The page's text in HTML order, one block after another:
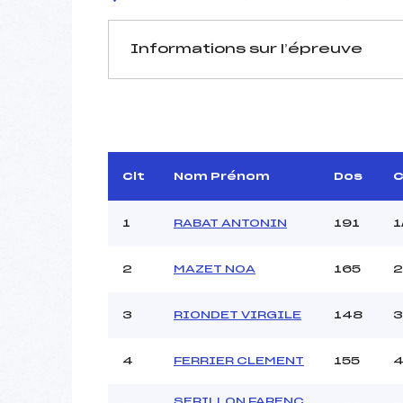
Informations sur l’épreuve
Arbitre :
Assistant :
MANCHE 1
Heure de départ :
Ouvreurs A :
Clt Nom Prénom Dos
1 RABAT ANTONIN 191
2 MAZET NOA 165
3 RIONDET VIRGILE 148
4 FERRIER CLEMENT 155